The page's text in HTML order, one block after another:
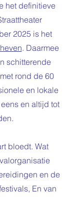
het definitieve
2025 is het
. Daarmee
schitterende
rond de 60
en lokale
en altijd tot
bloedt. Wat
en de
En van